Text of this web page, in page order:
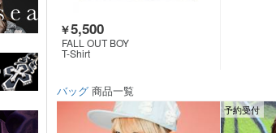
￥5,500
FALL OUT BOY
T-Shirt
バッグ 商品一覧
予約受付